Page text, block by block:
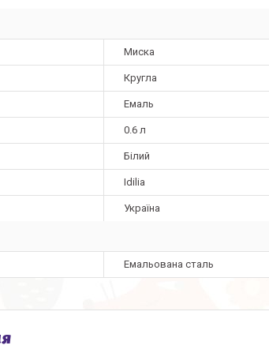
Миска
Кругла
Емаль
0.6 л
Білий
Idilia
Україна
Емальована сталь